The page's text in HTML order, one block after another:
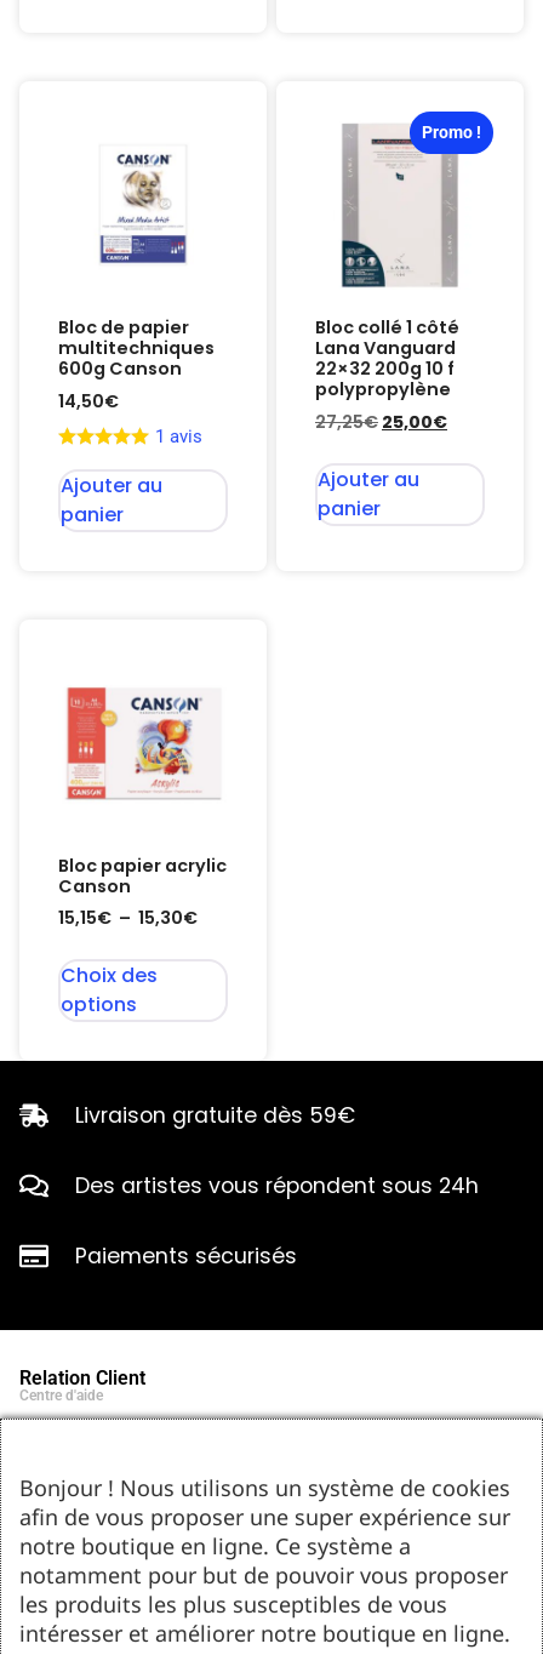
Bloc de papier
multitechniques
600g Canson
14,50€
1 avis
Ajouter au
panier
Promo !
Bloc collé 1 côté
Lana Vanguard
22×32 200g 10 f
polypropylène
27,25€ 25,00€
Ajouter au
panier
Bloc papier acrylic
Canson
15,15€ – 15,30€
Choix des
options
Livraison gratuite dès 59€
Des artistes vous répondent sous 24h
Paiements sécurisés
Relation Client
Centre d'aide
Contact
Tel : 05.55.75.03.00
Email : contact@bozar-passion.com
Bozar Passion SARL
1 allée Louis Breguet
87220 Feytiat
Ressources d'artistes
Le blog
Club Bozar Passion
Bonjour ! Nous utilisons un système de cookies
afin de vous proposer une super expérience sur
notre boutique en ligne. Ce système a
notamment pour but de pouvoir vous proposer
les produits les plus susceptibles de vous
intéresser et améliorer notre boutique en ligne.